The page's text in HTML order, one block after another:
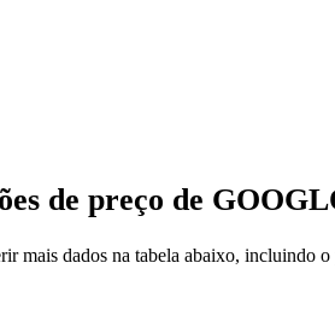
de preço de
mais dados na tabela abaixo, incluindo